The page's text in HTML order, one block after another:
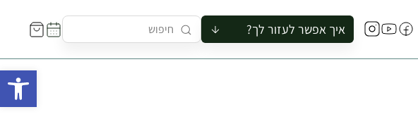
איך אפשר לעזור לך?
להזמין סיור לקבוצה